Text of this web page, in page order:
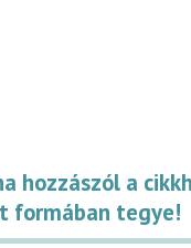
hozzászól a
formában tegye!